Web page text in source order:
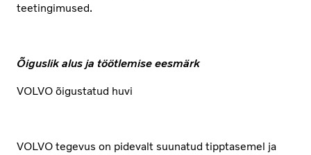
teetingimused.
Õiguslik alus ja töötlemise eesmärk
VOLVO õigustatud huvi
VOLVO tegevus on pidevalt suunatud tipptasemel ja